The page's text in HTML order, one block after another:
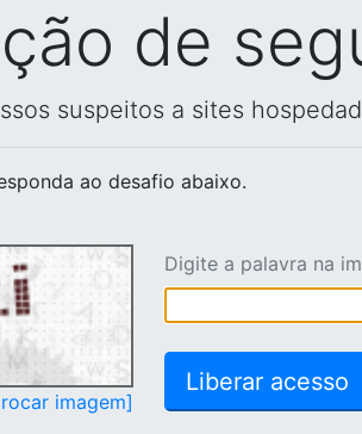
de
suspeitos a sites
ao desafio abaixo.
imagem]
Digite a palavra na